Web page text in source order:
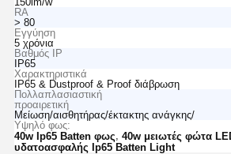
RA
> 80
Εγγύηση
5 χρόνια
Βαθμός IP
IP65
Χαρακτηριστικά
IP65 & Dustproof & Proof διάβρωση
Πολλαπλασιαστική
προαιρετική
Μείωση/αισθητήρας/έκτακτης ανάγκης/
Υψηλό φως:
40w Ip65 Batten φως 40w μειωτές φώτα
υδατοασφαλής Ip65 Batten Light